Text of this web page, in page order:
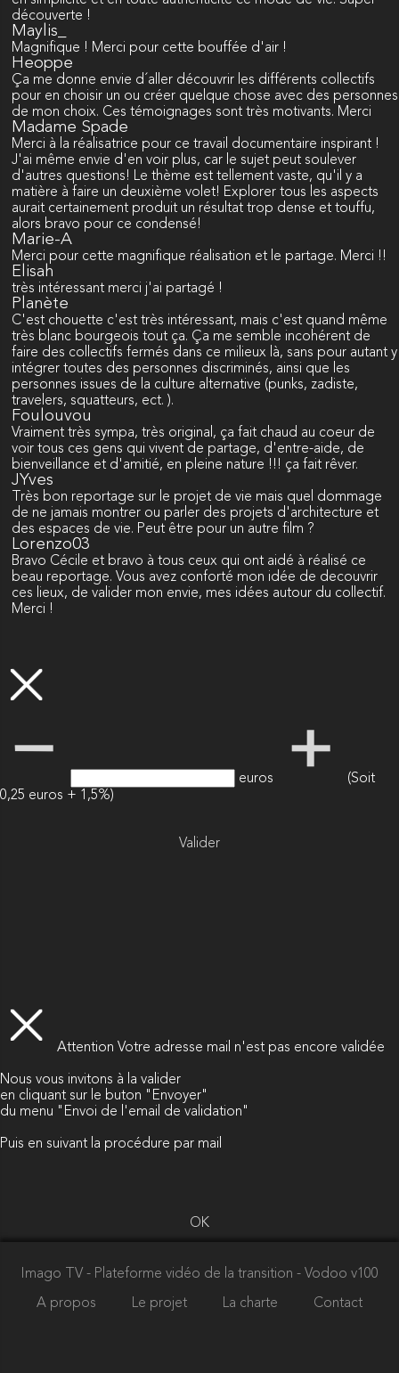
découverte !
Maylis_
Magnifique ! Merci pour cette bouffée d'air !
Heoppe
Ça me donne envie d´aller découvrir les différents collectifs
pour en choisir un ou créer quelque chose avec des personnes
de mon choix. Ces témoignages sont très motivants. Merci
Madame Spade
Merci à la réalisatrice pour ce travail documentaire inspirant !
J'ai même envie d'en voir plus, car le sujet peut soulever
d'autres questions! Le thème est tellement vaste, qu'il y a
matière à faire un deuxième volet! Explorer tous les aspects
aurait certainement produit un résultat trop dense et touffu,
alors bravo pour ce condensé!
Marie-A
Merci pour cette magnifique réalisation et le partage. Merci !!
Elisah
très intéressant merci j'ai partagé !
Planète
C'est chouette c'est très intéressant, mais c'est quand même
très blanc bourgeois tout ça. Ça me semble incohérent de
faire des collectifs fermés dans ce milieux là, sans pour autant y
intégrer toutes des personnes discriminés, ainsi que les
personnes issues de la culture alternative (punks, zadiste,
travelers, squatteurs, ect. ).
Foulouvou
Vraiment très sympa, très original, ça fait chaud au coeur de
voir tous ces gens qui vivent de partage, d'entre-aide, de
bienveillance et d'amitié, en pleine nature !!! ça fait rêver.
JYves
Très bon reportage sur le projet de vie mais quel dommage
de ne jamais montrer ou parler des projets d'architecture et
des espaces de vie. Peut être pour un autre film ?
Lorenzo03
Bravo Cécile et bravo à tous ceux qui ont aidé à réalisé ce
beau reportage. Vous avez conforté mon idée de decouvrir
ces lieux, de valider mon envie, mes idées autour du collectif.
Merci !
euros
(Soit
0,25 euros + 1,5%)
Valider
Attention Votre adresse mail n'est pas encore validée
Nous vous invitons à la valider
en cliquant sur le buton "Envoyer"
du menu "Envoi de l'email de validation"
Puis en suivant la procédure par mail
OK
Imago TV - Plateforme vidéo de la transition - Vodoo v100
A propos Le projet La charte Contact